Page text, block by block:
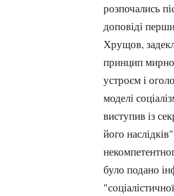
розпочались
доповіді
Хрущов,
принцип
устроєм і
моделі
виступив із
його
було подано